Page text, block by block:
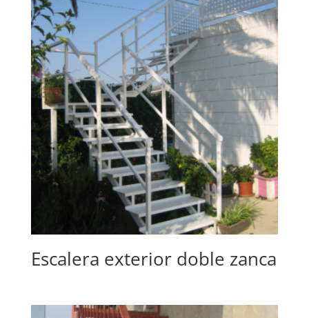
Escalera exterior doble zanca